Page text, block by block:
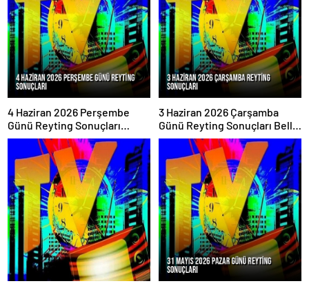
4 Haziran 2026 Perşembe
Günü Reyting Sonuçları
Açıklandı
3 Haziran 2026 Çarşamba
Günü Reyting Sonuçları Belli
Oldu